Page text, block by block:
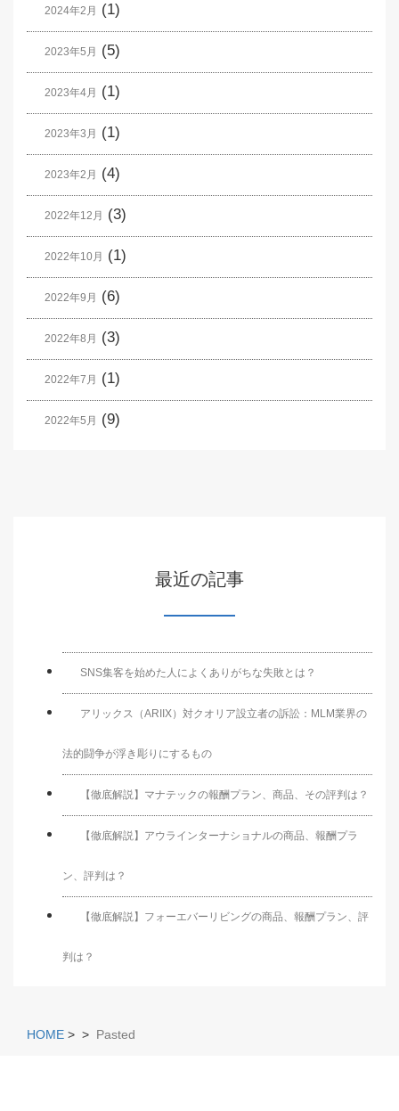
2024年2月 (1)
2023年5月 (5)
2023年4月 (1)
2023年3月 (1)
2023年2月 (4)
2022年12月 (3)
2022年10月 (1)
2022年9月 (6)
2022年8月 (3)
2022年7月 (1)
2022年5月 (9)
最近の記事
SNS集客を始めた人によくありがちな失敗とは？
アリックス（ARIIX）対クオリア設立者の訴訟：MLM業界の
法的闘争が浮き彫りにするもの
【徹底解説】マナテックの報酬プラン、商品、その評判は？
【徹底解説】アウラインターナショナルの商品、報酬プラ
ン、評判は？
【徹底解説】フォーエバーリビングの商品、報酬プラン、評
判は？
HOME > > Pasted